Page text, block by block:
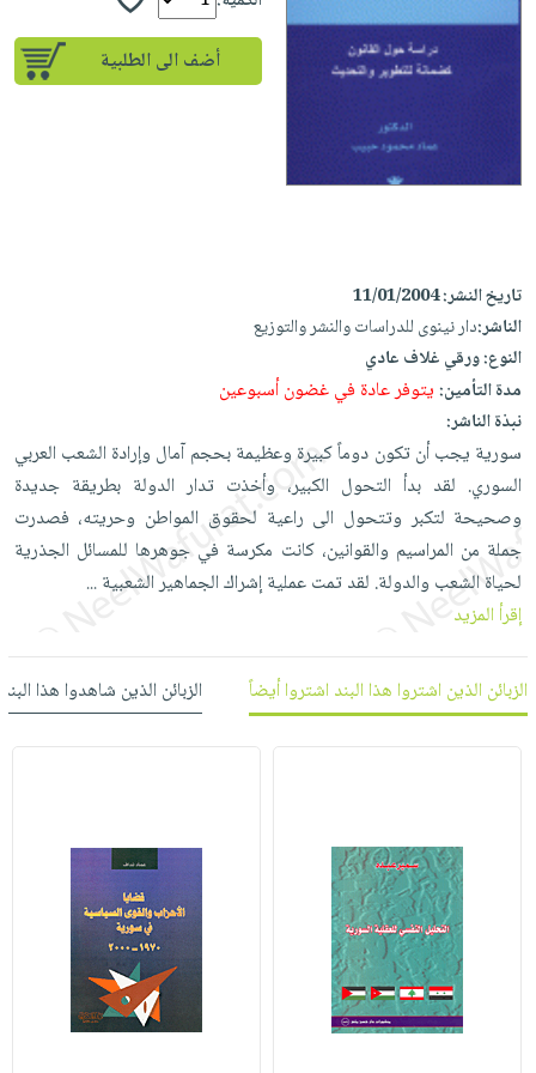
إختياراتنا
كتب
iKitab
على
Android
تحميل
iKitab
على
Apple
أسئلة
masmu3
على
masmu3
على
Apple
المواضيع
الأكثر
وسائل
جوائز
جديد
العناية
الشخصية
العناية
وتصفيف
الشعر
العناية
بالجسم
العناية
بالأسنان
الحمية
والتغذية
المطبخ
والسفرة
جديد
الكل
أواني
الطهي
أدوات
الخبز
أدوات
المائدة
أدوات
المطبخ
متجر
الهدايا
أقسام
الأكثر
مبيعاً
العودة
للمدارس
اكسسوارات
كتب
ملابس
مطرزات
حقائب
حلي
عناية
شحن
مجاني
بنود
مختارة
اشتراكات
كل
الاشتراكات
iKitab
حدود
عن
الشركة
سياسة
حسابك
أضف الى الطلبية
تاريخ النشر:11/01/2004
الناشر:دار نينوى للدراسات والنشر والتوزيع
النوع:ورقي غلاف عادي
مدة التأمين:يتوفر عادة في غضون أسبوعين
نبذة الناشر:
سورية يجب أن تكون دوماً كبيرة وعظيمة بحجم آمال وإرادة الشعب العربي
السوري. لقد بدأ التحول الكبير، وأخذت تدار الدولة بطريقة جديدة
وصحيحة لتكبر وتتحول الى راعية لحقوق المواطن وحريته، فصدرت
جملة من المراسيم والقوانين، كانت مكرسة في جوهرها للمسائل الجذرية
لحياة الشعب والدولة. لقد تمت عملية إشراك الجماهير الشعبية...
إقرأ المزيد
الزبائن الذين اشتروا هذا البند اشتروا أيضاً الزبائن الذين شاهدوا هذا